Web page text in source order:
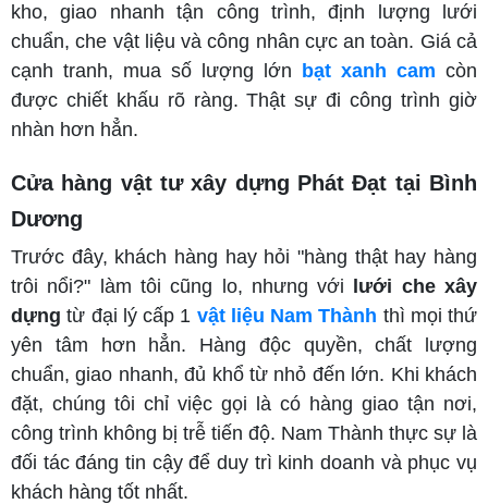
kho, giao nhanh tận công trình, định lượng lưới
chuẩn, che vật liệu và công nhân cực an toàn. Giá cả
cạnh tranh, mua số lượng lớn
bạt xanh cam còn
được chiết khấu rõ ràng. Thật sự đi công trình giờ
nhàn hơn hẳn.
Cửa hàng vật tư xây dựng Phát Đạt tại Bình
Dương
Trước đây, khách hàng hay hỏi "hàng thật hay hàng
trôi nổi?" làm tôi cũng lo, nhưng với
lưới che xây
dựng từ đại lý cấp 1 vật liệu Nam Thành thì mọi thứ
yên tâm hơn hẳn. Hàng độc quyền, chất lượng
chuẩn, giao nhanh, đủ khổ từ nhỏ đến lớn. Khi khách
đặt, chúng tôi chỉ việc gọi là có hàng giao tận nơi,
công trình không bị trễ tiến độ. Nam Thành thực sự là
đối tác đáng tin cậy để duy trì kinh doanh và phục vụ
khách hàng tốt nhất.